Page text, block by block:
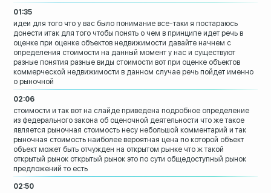
01:35
идеи для того что у вас было понимание все-таки я постараюсь
донести итак для того чтобы понять о чем в принципе идет речь в
оценке при оценке объектов недвижимости давайте начнем с
определения стоимости на данный момент у нас и существуют
разные понятия разные виды стоимости вот при оценке объектов
коммерческой недвижимости в данном случае речь пойдет именно
о рыночной
02:06
стоимости и так вот на слайде приведена подробное определение
из федерального закона об оценочной деятельности что же такое
является рыночная стоимость несу небольшой комментарий и так
рыночная стоимость наиболее вероятная цена по которой объект
объект может быть отчужден на открытом рынке что ж такой
открытый рынок открытый рынок это по сути общедоступный рынок
предложений то есть
02:50